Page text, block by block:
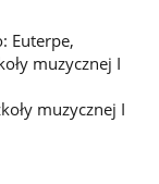
Euterpe,
muzycznej I
muzycznej I